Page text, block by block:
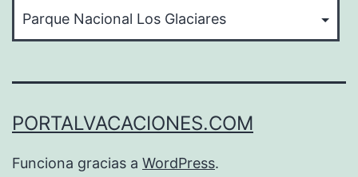
PORTALVACACIONES.COM
Funciona gracias a WordPress.